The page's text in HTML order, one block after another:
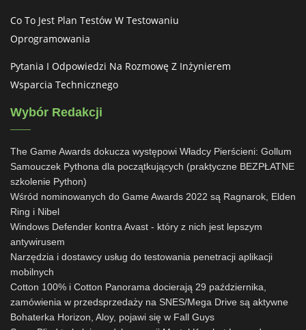
Co To Jest Plan Testów W Testowaniu
Oprogramowania
Pytania I Odpowiedzi Na Rozmowę Z Inżynierem
Wsparcia Technicznego
Wybór Redakcji
The Game Awards dokucza występowi Władcy Pierścieni: Gollum
Samouczek Pythona dla początkujących (praktyczne BEZPŁATNE
szkolenie Python)
Wśród nominowanych do Game Awards 2022 są Ragnarok, Elden
Ring i Nibel
Windows Defender kontra Avast - który z nich jest lepszym
antywirusem
Narzędzia i dostawcy usług do testowania penetracji aplikacji
mobilnych
Cotton 100% i Cotton Panorama docierają 29 października,
zamówienia w przedsprzedaży na SNES/Mega Drive są aktywne
Bohaterka Horizon, Aloy, pojawi się w Fall Guys